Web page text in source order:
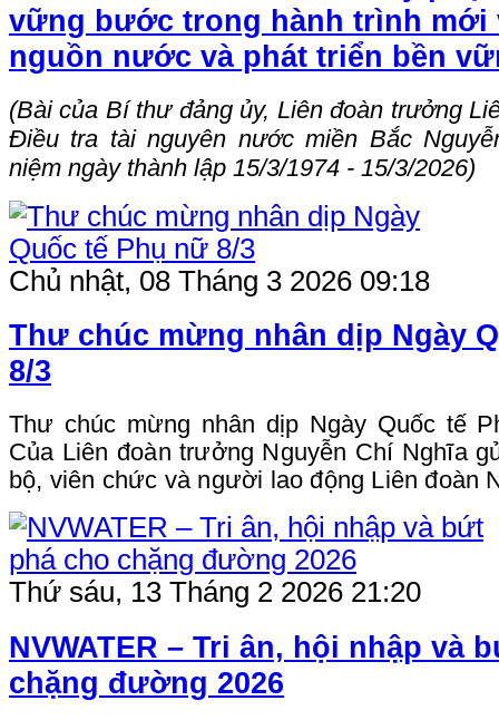
vững bước trong hành trình mới
nguồn nước và phát triển bền
(Bài của Bí thư đảng ủy, Liên đoàn trưởng
Điều tra tài nguyên nước miền Bắc
niệm ngày thành lập 15/3/1974 - 15/3/2026)
Chủ nhật, 08 Tháng 3 2026 09:18
Thư chúc mừng nhân dịp Ngày
8/3
Thư chúc mừng nhân dịp Ngày Quốc tế
Của Liên đoàn trưởng Nguyễn Chí Nghĩa
bộ, viên chức và người lao động Liên đoàn
Thứ sáu, 13 Tháng 2 2026 21:20
NVWATER – Tri ân, hội nhập và
chặng đường 2026